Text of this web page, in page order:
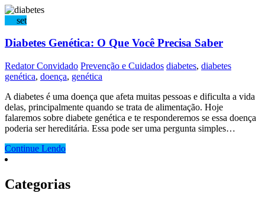
set
Diabetes Genética: O Que Você Precisa Saber
Redator Convidado Prevenção e Cuidados diabetes, diabetes
genética, doença, genética
A diabetes é uma doença que afeta muitas pessoas e dificulta a vida
delas, principalmente quando se trata de alimentação. Hoje
falaremos sobre diabete genética e te responderemos se essa doença
poderia ser hereditária. Essa pode ser uma pergunta simples…
Continue Lendo
Categorias